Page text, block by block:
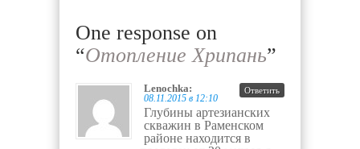
One response on
“Отопление Хрипань”
Lenochka:
08.11.2015 в 12:10
Глубины артезианских
скважин в Раменском
районе находится в
Ответить